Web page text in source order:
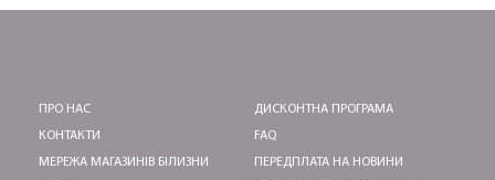
ПРО НАС
КОНТАКТИ
МЕРЕЖА МАГАЗИНІВ БІЛИЗНИ
ДИСКОНТНА ПРОГРАМА
FAQ
ПЕРЕДПЛАТА НА НОВИНИ